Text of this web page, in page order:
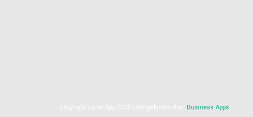
Business Apps